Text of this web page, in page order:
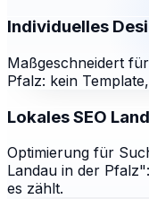
Individuelles
Maßgeschneidert
Pfalz: kein
Lokales SEO
Optimierung für
Landau in der
es zählt.